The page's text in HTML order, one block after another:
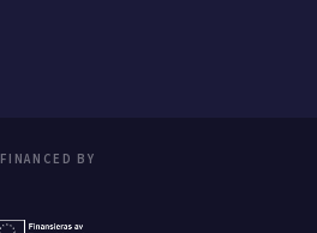
FINANCED BY